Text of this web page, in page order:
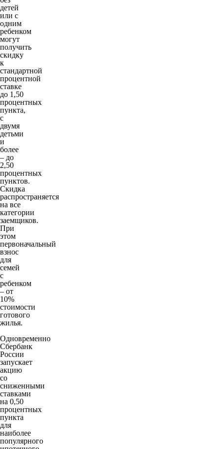
детей
или с
одним
ребенком
могут
получить
скидку
к
стандартной
процентной
ставке
до 1,50
процентных
пункта,
с
двумя
детьми
и
более
– до
2,50
процентных
пунктов.
Скидка
распространяется
на все
категории
заемщиков.
При
этом
первоначальный
взнос
для
семей
с
ребенком
– от
10%
стоимости
готового
жилья.
Одновременно
Сбербанк
России
запускает
акцию
со
сниженными
ставками
на 0,50
процентных
пункта
для
наиболее
популярного